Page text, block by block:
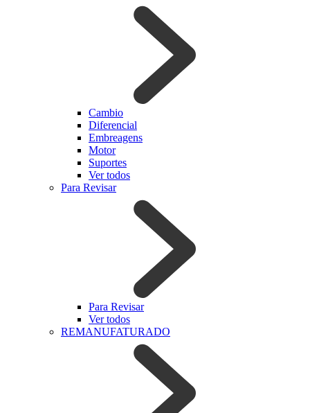
Cambio
Diferencial
Embreagens
Motor
Suportes
Ver todos
Para Revisar
Para Revisar
Ver todos
REMANUFATURADO